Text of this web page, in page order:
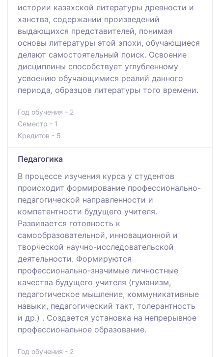
истории казахской литературы древности и
ханства, содержании произведений
выдающихся представителей, понимая
основы литературы этой эпохи, обучающиеся
делают самостоятельный поиск. Освоение
дисциплины способствует углубленному
усвоению обучающимися реалий данного
периода, образцов литературы того времени.
Год обучения - 2
Семестр - 1
Кредитов - 5
Педагогика
В процессе изучения курса у студентов
происходит формирование профессионально-
педагогической направленности и
компетентности будущего учителя.
Развивается готовность к
самообразовательной, инновационной и
творческой научно-исследовательской
деятельности. Формируются
профессионально-значимые личностные
качества будущего учителя (гуманизм,
педагогическое мышление, коммуникативные
навыки, педагогический такт, толерантность
и др.) . Создается установка на непрерывное
профессиональное образование.
Год обучения - 2